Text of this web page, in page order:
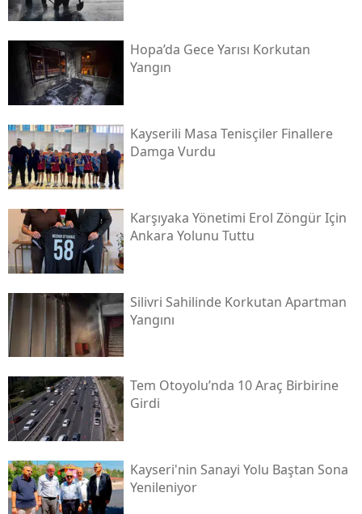
Hopa’da Gece Yarısı Korkutan
Yangın
Kayserili Masa Tenisçiler Finallere
Damga Vurdu
Karşıyaka Yönetimi Erol Zöngür Için
Ankara Yolunu Tuttu
Silivri Sahilinde Korkutan Apartman
Yangını
Tem Otoyolu’nda 10 Araç Birbirine
Girdi
Kayseri'nin Sanayi Yolu Baştan Sona
Yenileniyor